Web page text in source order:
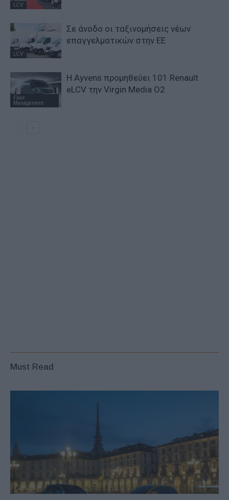
LCV
LCV
Σε άνοδο οι ταξινομήσεις νέων
επαγγελματικών στην ΕΕ
Fleet
Management
Η Ayvens προμηθεύει 101 Renault
eLCV την Virgin Media O2
Must Read